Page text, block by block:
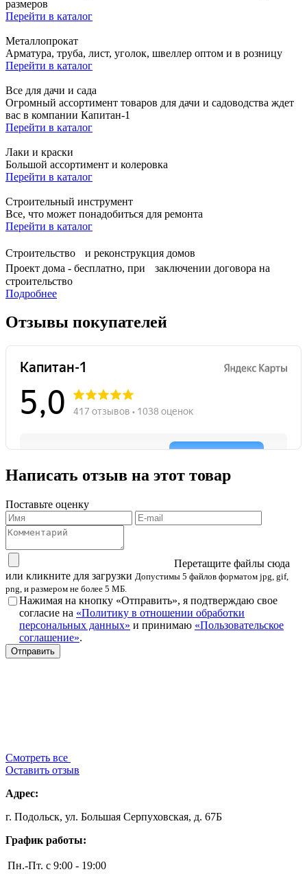
размеров
Перейти в каталог
Металлопрокат
Арматура, труба, лист, уголок, швеллер оптом и в розницу
Перейти в каталог
Все для дачи и сада
Огромный ассортимент товаров для дачи и садоводства ждет
вас в компании Капитан-1
Перейти в каталог
Лаки и краски
Большой ассортимент и колеровка
Перейти в каталог
Строительный инструмент
Все, что может понадобиться для ремонта
Перейти в каталог
Строительство и реконструкция домов
Проект дома - бесплатно, при заключении договора на
строительство
Подробнее
Отзывы покупателей
Написать отзыв на этот товар
Поставьте оценку
Перетащите файлы сюда
или кликните для загрузки Допустимы 5 файлов форматом jpg, gif,
png, и размером не более 5 МБ.
Нажимая на кнопку «Отправить», я подтверждаю свое
согласие на «Политику в отношении обработки
персональных данных» и принимаю «Пользовательское
соглашение».
Смотреть все
Оставить отзыв
Адрес:
г. Подольск, ул. Большая Серпуховская, д. 67Б
График работы:
Пн.-Пт. с 9:00 - 19:00